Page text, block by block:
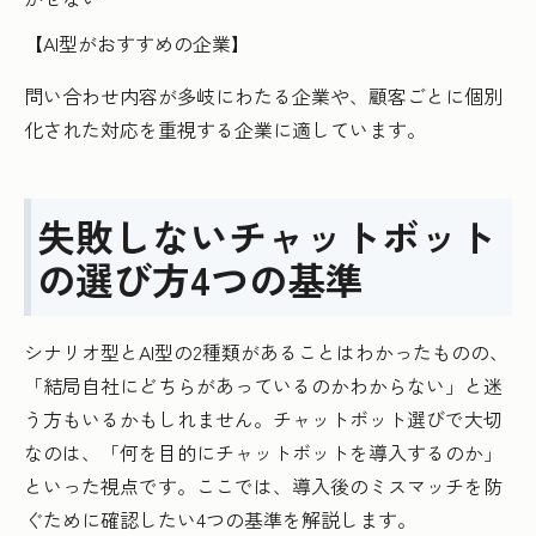
【AI型がおすすめの企業】
問い合わせ内容が多岐にわたる企業や、顧客ごとに個別
化された対応を重視する企業に適しています。
失敗しないチャットボット
の選び方4つの基準
シナリオ型とAI型の2種類があることはわかったものの、
「結局自社にどちらがあっているのかわからない」と迷
う方もいるかもしれません。チャットボット選びで大切
なのは、「何を目的にチャットボットを導入するのか」
といった視点です。ここでは、導入後のミスマッチを防
ぐために確認したい4つの基準を解説します。